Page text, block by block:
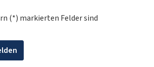
(*) markierten Felder sind